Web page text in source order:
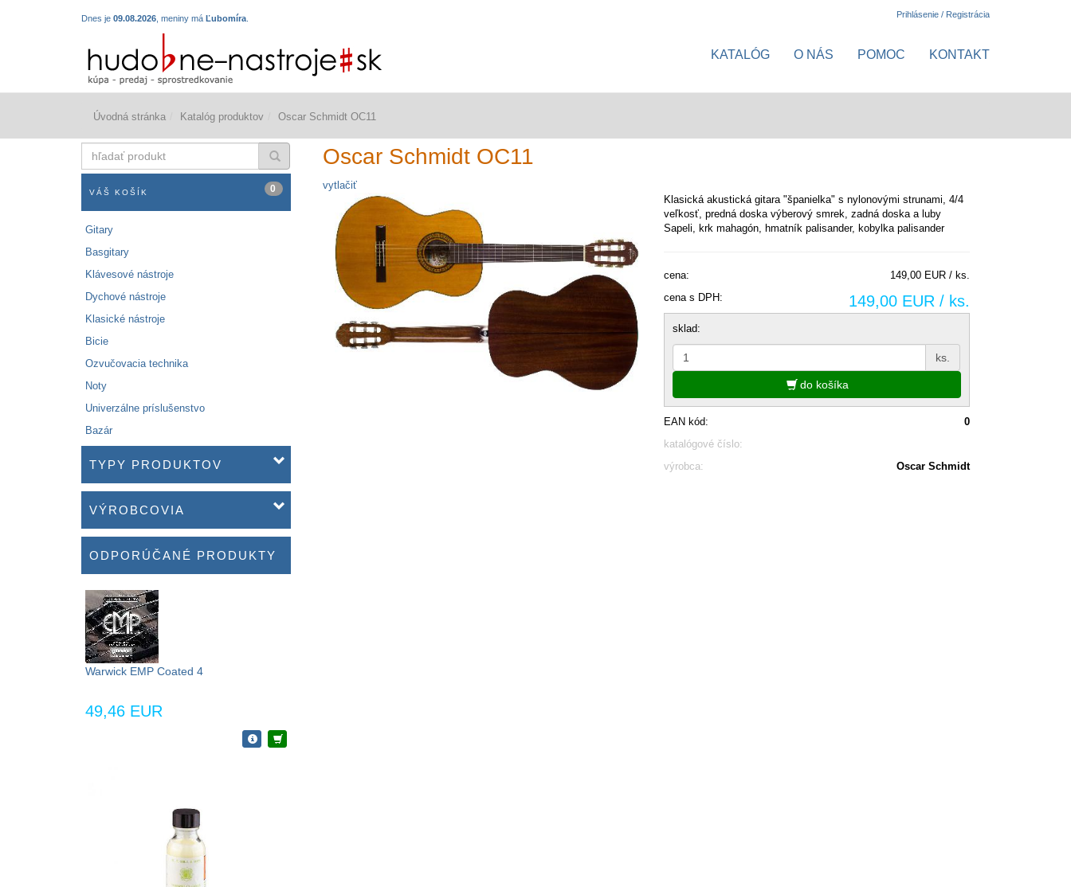
Dnes je 09.08.2026 , meniny má Ľubomíra Prihlásenie / Registrácia
KATALÓG O NÁS POMOC KONTAKT
Úvodná stránka Katalóg produktov Oscar Schmidt OC11
produkt
VÁŠ KOŠÍK 0
Gitary
Basgitary
Klávesové nástroje
Dychové nástroje
Klasické nástroje
Bicie
Ozvučovacia technika
Noty
Univerzálne príslušenstvo
Bazár
TYPY PRODUKTOV
VÝROBCOVIA
ODPORÚČANÉ PRODUKTY
Warwick EMP Coated 4
49,46 EUR
Oscar Schmidt OC11
vytlačiť
Klasická akustická gitara "španielka" s nylonovými strunami, 4/4
veľkosť, predná doska výberový smrek, zadná doska a luby
Sapeli, krk mahagón, hmatník palisander, kobylka palisander
cena:
149,00 EUR / ks.
cena s DPH:
149,00 EUR / ks.
sklad:
ks.
do košíka
EAN kód:
0
katalógové číslo:
výrobca:
Oscar Schmidt